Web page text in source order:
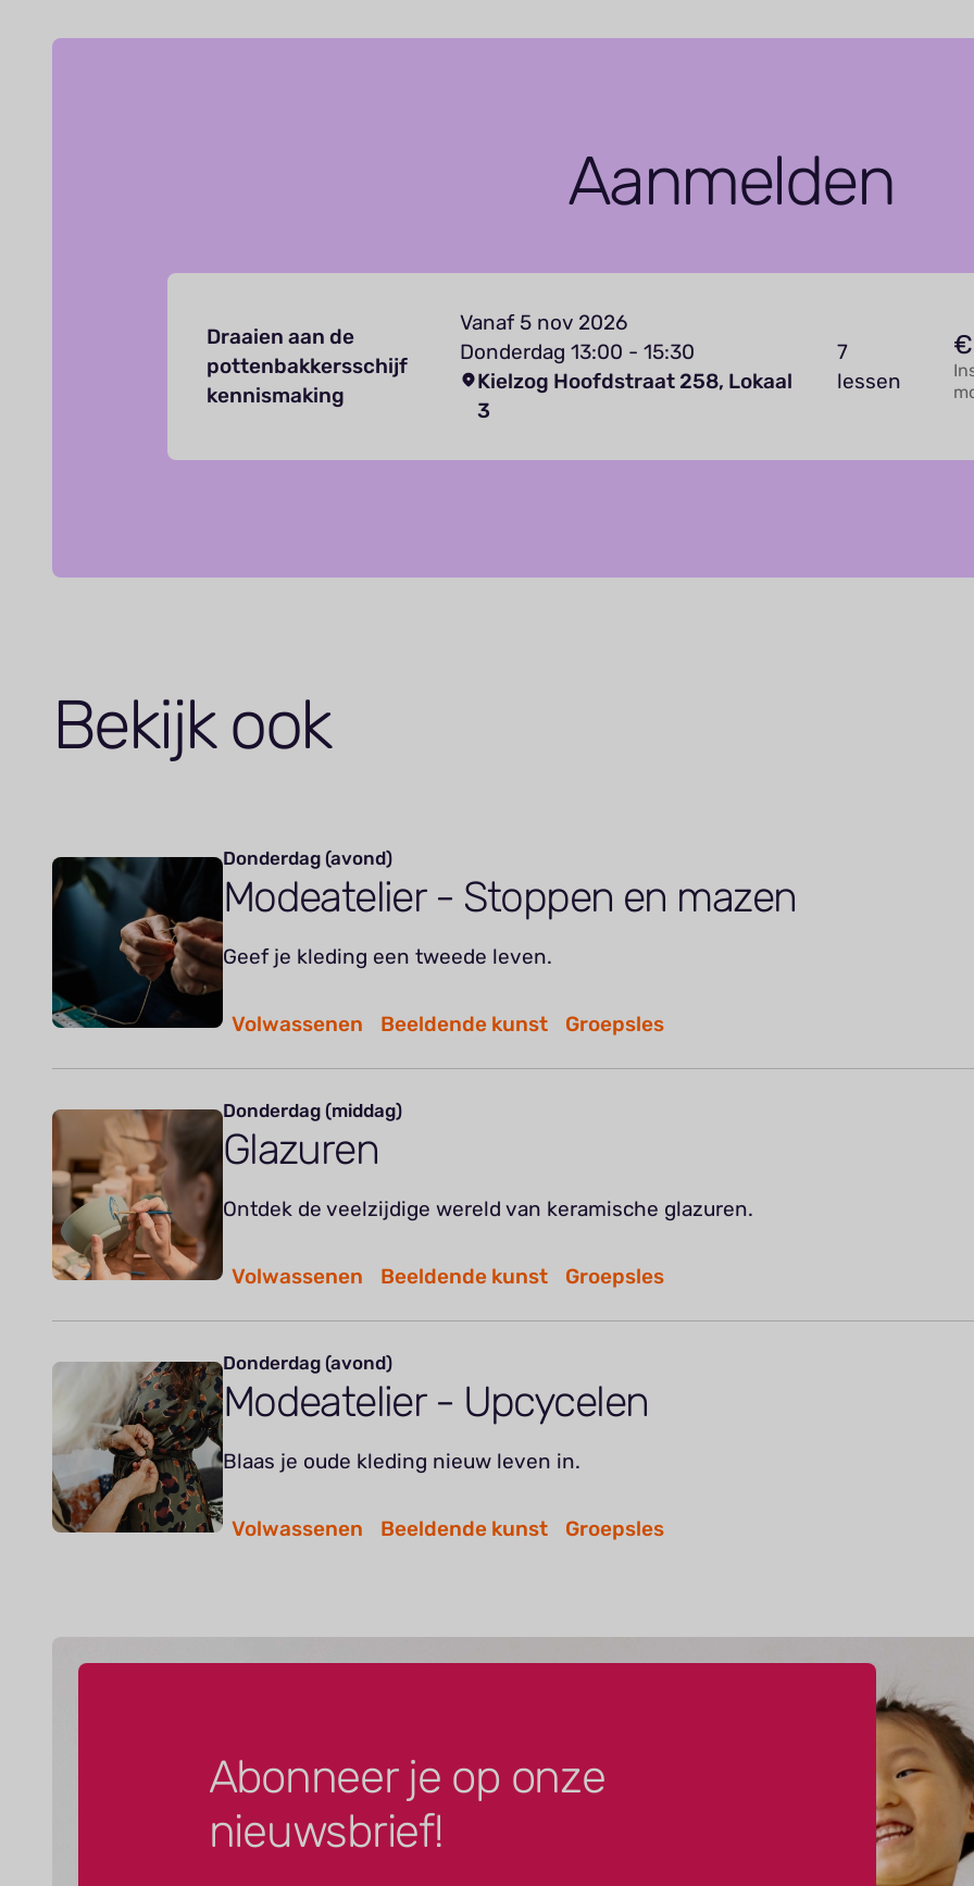
Aanmelden
Draaien aan de
pottenbakkersschijf
kennismaking
Vanaf 5 nov 2026
Donderdag 13:00 - 15:30
Kielzog Hoofdstraat 258, Lokaal
3
7
lessen
Bekijk ook
Donderdag (avond)
Modeatelier - Stoppen en mazen
Geef je kleding een tweede leven.
Volwassenen Beeldende kunst Groepsles
Donderdag (middag)
Glazuren
Ontdek de veelzijdige wereld van keramische glazuren.
Volwassenen Beeldende kunst Groepsles
Donderdag (avond)
Modeatelier - Upcycelen
Blaas je oude kleding nieuw leven in.
Volwassenen Beeldende kunst Groepsles
Abonneer je op onze
nieuwsbrief!